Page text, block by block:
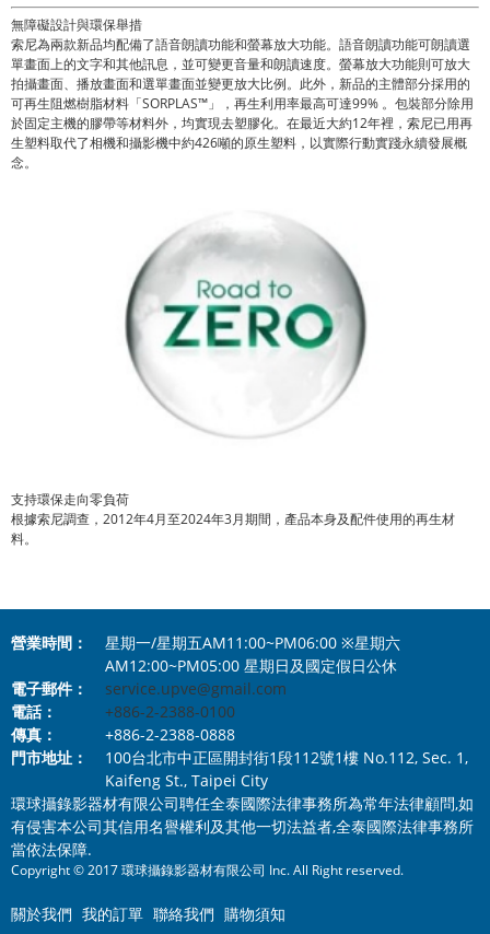
無障礙設計與環保舉措
索尼為兩款新品均配備了語音朗讀功能和螢幕放大功能。語音朗讀功能可朗讀選
單畫面上的文字和其他訊息，並可變更音量和朗讀速度。螢幕放大功能則可放大
拍攝畫面、播放畫面和選單畫面並變更放大比例。此外，新品的主體部分採用的
可再生阻燃樹脂材料「SORPLAS™」，再生利用率最高可達99% 。包裝部分除用
於固定主機的膠帶等材料外，均實現去塑膠化。在最近大約12年裡，索尼已用再
生塑料取代了相機和攝影機中約426噸的原生塑料，以實際行動實踐永續發展概
念。
支持環保走向零負荷
根據索尼調查，2012年4月至2024年3月期間，產品本身及配件使用的再生材
料。
營業時間：
星期一/星期五AM11:00~PM06:00 ※星期六
AM12:00~PM05:00 星期日及國定假日公休
電子郵件：
service.upve@gmail.com
電話：
+886-2-2388-0100
傳真：
+886-2-2388-0888
門市地址：
100台北市中正區開封街1段112號1樓 No.112, Sec. 1,
Kaifeng St., Taipei City
環球攝錄影器材有限公司聘任全泰國際法律事務所為常年法律顧問,如
有侵害本公司其信用名譽權利及其他一切法益者,全泰國際法律事務所
當依法保障.
Copyright © 2017 環球攝錄影器材有限公司 Inc. All Right reserved.
關於我們 我的訂單 聯絡我們 購物須知